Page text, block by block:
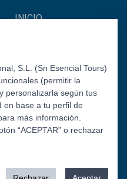
INICIO
Síguenos:
S.L. (Sn Esencial Tours)
(permitir la
personalizarla según tus
en base a tu perfil de
más información.
“ACEPTAR” o rechazar